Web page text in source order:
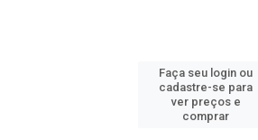
Faça seu login ou
cadastre-se para
ver preços e
comprar